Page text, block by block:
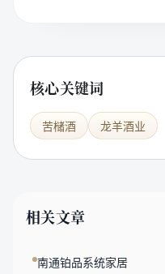
核心关键词
苦槠酒 龙羊酒业
相关文章
南通铂品系统家居